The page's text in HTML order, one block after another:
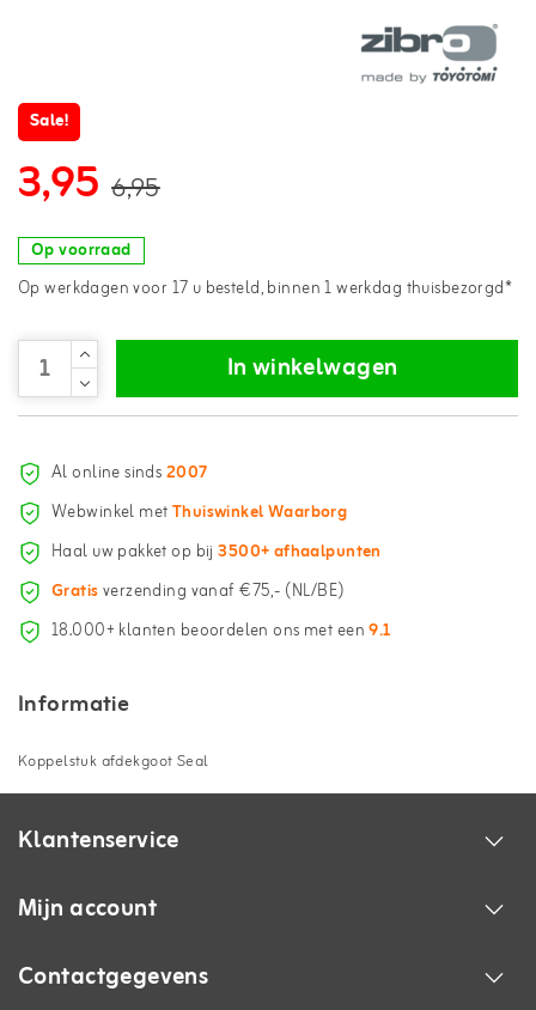
Sale!
3,95 6,95
Op voorraad
Op werkdagen voor 17 u besteld, binnen 1 werkdag thuisbezorgd*
In winkelwagen
Al online sinds2007
Webwinkel metThuiswinkel Waarborg
Haal uw pakket op bij3500+ afhaalpunten
Gratisverzending vanaf €75,- (NL/BE)
18.000+ klanten beoordelen ons met een9.1
Informatie
Koppelstuk afdekgoot Seal
Klantenservice
Mijn account
Contactgegevens